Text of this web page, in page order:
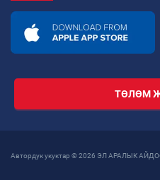
ТӨЛӨМ
Автордук укуктар © 2026 ЭЛ АРАЛЫК